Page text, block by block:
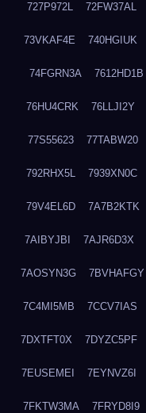
727P972L 72FW37AL
73VKAF4E 740HGIUK
74FGRN3A 7612HD1B
76HU4CRK 76LLJI2Y
77S55623 77TABW20
792RHX5L 7939XN0C
79V4EL6D 7A7B2KTK
7AIBYJBI 7AJR6D3X
7AOSYN3G 7BVHAFGY
7C4MI5MB 7CCV7IAS
7DXTFT0X 7DYZC5PF
7EUSEMEI 7EYNVZ6I
7FKTW3MA 7FRYD8I9